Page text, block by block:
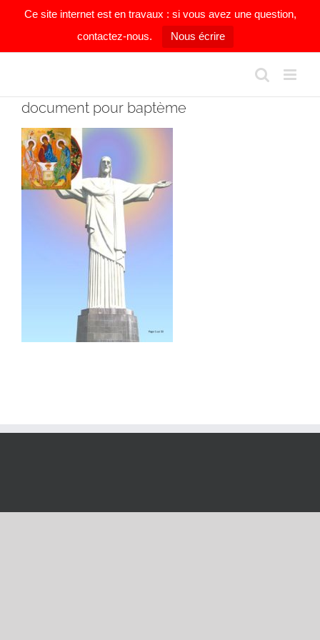
Ce site internet est en travaux : si vous avez une question,
contactez-nous.
Nous écrire
contenudocument pour baptème